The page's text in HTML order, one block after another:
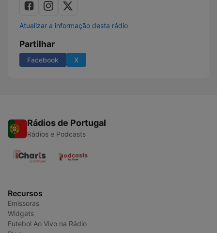
Atualizar a informação desta rádio
Partilhar
Facebook X
Rádios de Portugal
Rádios e Podcasts
Recursos
Emissoras
Widgets
Futebol Ao Vivo na Rádio